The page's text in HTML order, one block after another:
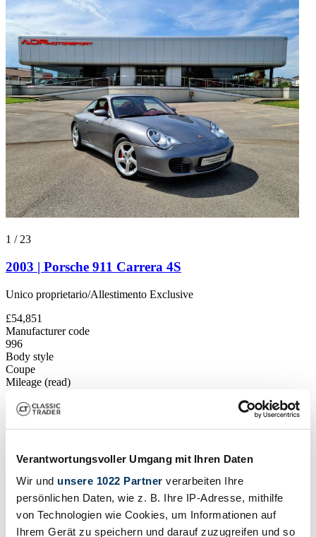
Verantwortungsvoller Umgang mit Ihren Daten
Wir und unsere 1022 Partner verarbeiten Ihre
persönlichen Daten, wie z. B. Ihre IP-Adresse, mithilfe
von Technologien wie Cookies, um Informationen auf
Ihrem Gerät zu speichern und darauf zuzugreifen und so
1 / 23
2003 | Porsche 911 Carrera 4S
Unico proprietario/Allestimento Exclusive
£54,851
Manufacturer code
996
Body style
Coupe
Mileage (read)
103,000 km
Power (kW/hp)
235 / 320
Show vehicle